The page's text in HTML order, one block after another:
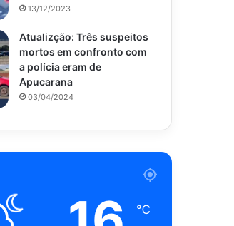
13/12/2023
Atualizção: Três suspeitos
mortos em confronto com
a polícia eram de
Apucarana
03/04/2024
℃